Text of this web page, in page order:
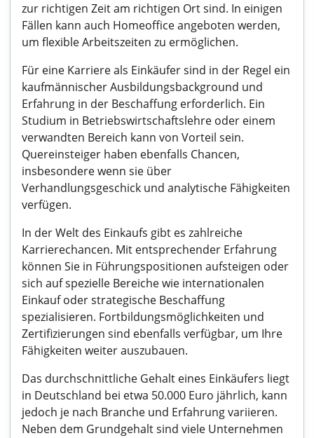
zur richtigen Zeit am richtigen Ort sind. In einigen
Fällen kann auch Homeoffice angeboten werden,
um flexible Arbeitszeiten zu ermöglichen.
Für eine Karriere als Einkäufer sind in der Regel ein
kaufmännischer Ausbildungsbackground und
Erfahrung in der Beschaffung erforderlich. Ein
Studium in Betriebswirtschaftslehre oder einem
verwandten Bereich kann von Vorteil sein.
Quereinsteiger haben ebenfalls Chancen,
insbesondere wenn sie über
Verhandlungsgeschick und analytische Fähigkeiten
verfügen.
In der Welt des Einkaufs gibt es zahlreiche
Karrierechancen. Mit entsprechender Erfahrung
können Sie in Führungspositionen aufsteigen oder
sich auf spezielle Bereiche wie internationalen
Einkauf oder strategische Beschaffung
spezialisieren. Fortbildungsmöglichkeiten und
Zertifizierungen sind ebenfalls verfügbar, um Ihre
Fähigkeiten weiter auszubauen.
Das durchschnittliche Gehalt eines Einkäufers liegt
in Deutschland bei etwa 50.000 Euro jährlich, kann
jedoch je nach Branche und Erfahrung variieren.
Neben dem Grundgehalt sind viele Unternehmen